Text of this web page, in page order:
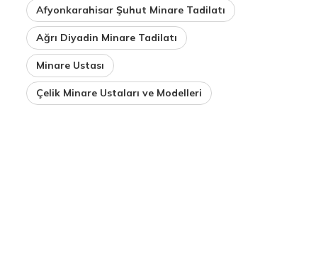
Afyonkarahisar Şuhut Minare Tadilatı
Ağrı Diyadin Minare Tadilatı
Minare Ustası
Çelik Minare Ustaları ve Modelleri